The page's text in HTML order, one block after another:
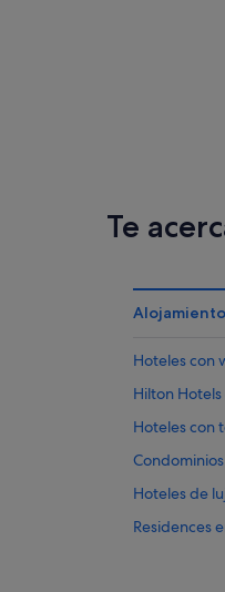
Te
Hoteles con
Hilton
Hoteles con
Hoteles de
Residences